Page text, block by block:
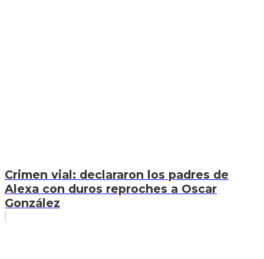
Crimen vial: declararon los padres de
Alexa con duros reproches a Oscar
González